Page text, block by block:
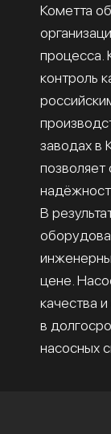
Кометта
процесса.
контроль
заводах в
позволяет
В
цене.
качества
в
насосных